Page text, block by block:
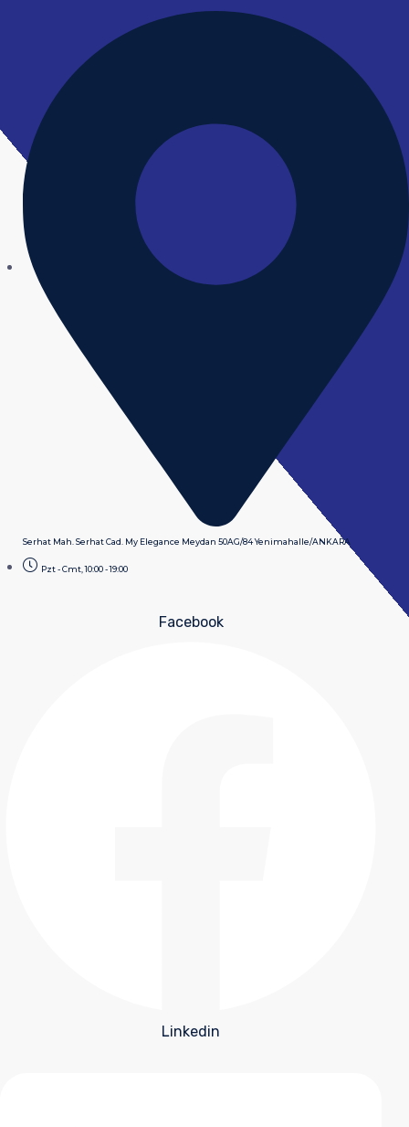
Serhat Mah. Serhat Cad. My Elegance Meydan 50AG/84 Yenimahalle/ANKARA
Pzt - Cmt, 10:00 - 19:00
Facebook
Linkedin